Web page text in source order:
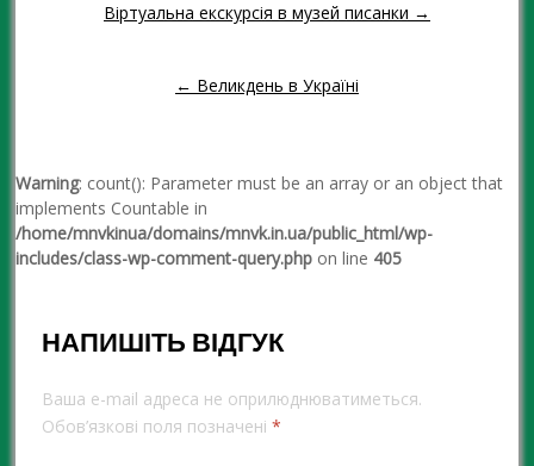
Навігація повідомленням
Віртуальна екскурсія в музей писанки →
← Великдень в Україні
Warning: count(): Parameter must be an array or an object that
implements Countable in
/home/mnvkinua/domains/mnvk.in.ua/public_html/wp-
includes/class-wp-comment-query.php on line 405
НАПИШІТЬ ВІДГУК
Ваша e-mail адреса не оприлюднюватиметься.
Обов’язкові поля позначені *